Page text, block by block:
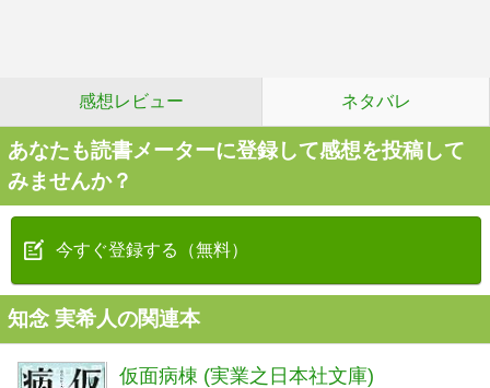
感想レビュー ネタバレ
あなたも読書メーターに登録して感想を投稿して
みませんか？
今すぐ登録する（無料）
知念 実希人の関連本
仮面病棟 (実業之日本社文庫)